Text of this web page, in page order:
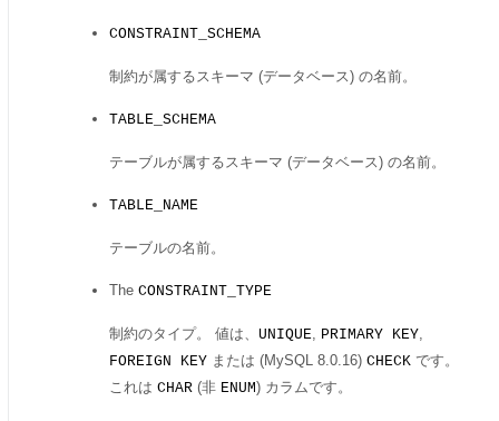
CONSTRAINT_SCHEMA
制約が属するスキーマ (データベース) の名前。
TABLE_SCHEMA
テーブルが属するスキーマ (データベース) の名前。
TABLE_NAME
テーブルの名前。
The CONSTRAINT_TYPE
制約のタイプ。 値は、 UNIQUE, PRIMARY KEY,
FOREIGN KEY または (MySQL 8.0.16) CHECK です。
これは CHAR (非 ENUM) カラムです。